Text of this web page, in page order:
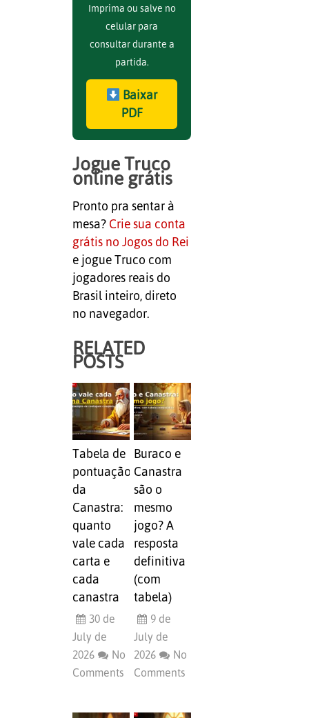
Imprima ou salve no
celular para
consultar durante a
partida.
Baixar
PDF
Jogue Truco
online grátis
Pronto pra sentar à
mesa? Crie sua conta
grátis no Jogos do Rei
e jogue Truco com
jogadores reais do
Brasil inteiro, direto
no navegador.
RELATED
POSTS
Tabela de
pontuação
da
Canastra:
quanto
vale cada
carta e
cada
canastra
30 de
July de
2026
No
Comments
Buraco e
Canastra
são o
mesmo
jogo? A
resposta
definitiva
(com
tabela)
9 de
July de
2026
No
Comments